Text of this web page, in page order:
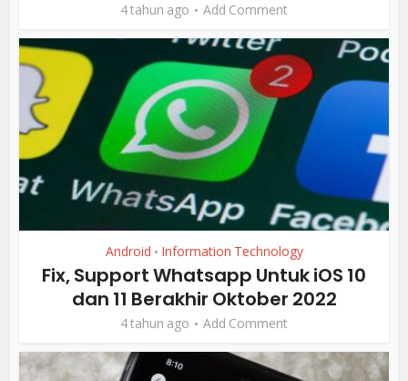
4 tahun ago Add Comment
Android • Information Technology
Fix, Support Whatsapp Untuk iOS 10
dan 11 Berakhir Oktober 2022
4 tahun ago Add Comment